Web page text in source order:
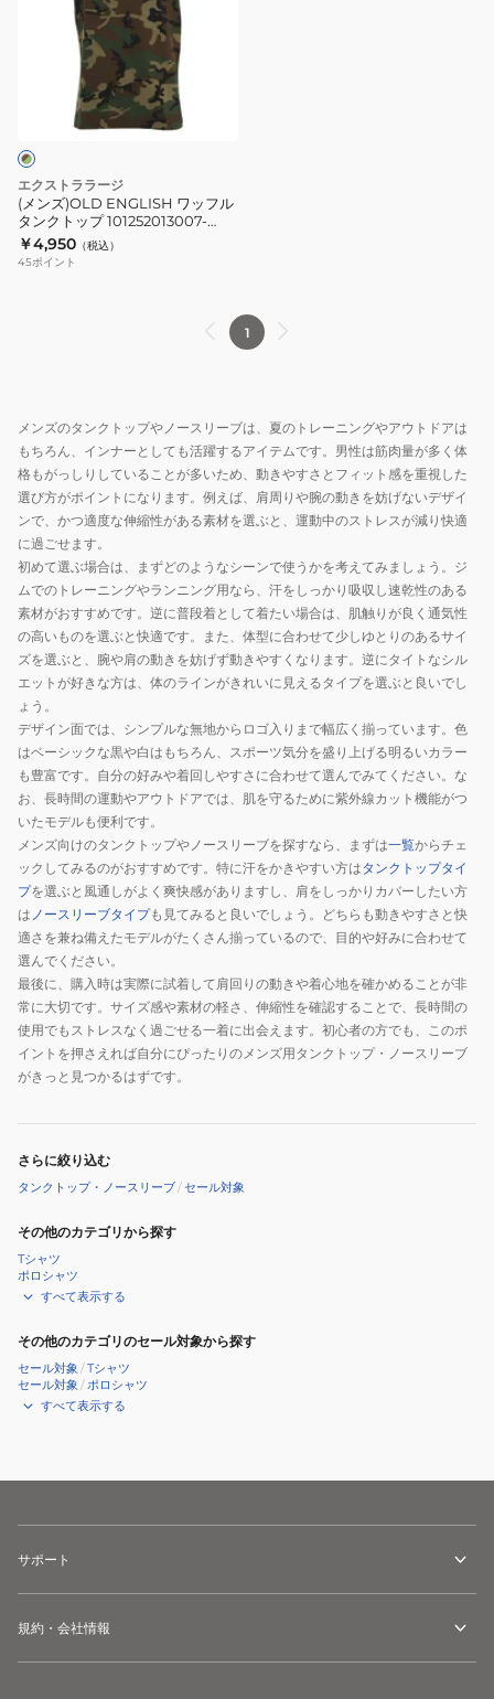
ENGLISH
タ
ン
ク
ト
ッ
エクストララージ
(メンズ)OLD ENGLISH ワッフル
タンクトップ 101252013007-
CAMO
￥4,950 （税込）
45ポイント
1
メンズのタンクトップやノースリーブは、夏のトレーニングやアウトドアは
もちろん、インナーとしても活躍するアイテムです。男性は筋肉量が多く体
格もがっしりしていることが多いため、動きやすさとフィット感を重視した
選び方がポイントになります。例えば、肩周りや腕の動きを妨げないデザイ
ンで、かつ適度な伸縮性がある素材を選ぶと、運動中のストレスが減り快適
に過ごせます。
初めて選ぶ場合は、まずどのようなシーンで使うかを考えてみましょう。ジ
ムでのトレーニングやランニング用なら、汗をしっかり吸収し速乾性のある
素材がおすすめです。逆に普段着として着たい場合は、肌触りが良く通気性
の高いものを選ぶと快適です。また、体型に合わせて少しゆとりのあるサイ
ズを選ぶと、腕や肩の動きを妨げず動きやすくなります。逆にタイトなシル
エットが好きな方は、体のラインがきれいに見えるタイプを選ぶと良いでし
ょう。
デザイン面では、シンプルな無地からロゴ入りまで幅広く揃っています。色
はベーシックな黒や白はもちろん、スポーツ気分を盛り上げる明るいカラー
も豊富です。自分の好みや着回しやすさに合わせて選んでみてください。な
お、長時間の運動やアウトドアでは、肌を守るために紫外線カット機能がつ
いたモデルも便利です。
メンズ向けのタンクトップやノースリーブを探すなら、まずは一覧からチェ
ックしてみるのがおすすめです。特に汗をかきやすい方はタンクトップタイ
プを選ぶと風通しがよく爽快感がありますし、肩をしっかりカバーしたい方
は ノースリーブタイプも見てみると良いでしょう。どちらも動きやすさと快
適さを兼ね備えたモデルがたくさん揃っているので、目的や好みに合わせて
選んでください。
最後に、購入時は実際に試着して肩回りの動きや着心地を確かめることが非
常に大切です。サイズ感や素材の軽さ、伸縮性を確認することで、長時間の
使用でもストレスなく過ごせる一着に出会えます。初心者の方でも、このポ
イントを押さえれば自分にぴったりのメンズ用タンクトップ・ノースリーブ
がきっと見つかるはずです。
さらに絞り込む
タンクトップ・ノースリーブ/セール対象
その他のカテゴリから探す
Tシャツ
ポロシャツ
すべて表示する
その他のカテゴリのセール対象から探す
セール対象 /Tシャツ
セール対象 /ポロシャツ
すべて表示する
サポート
規約・会社情報